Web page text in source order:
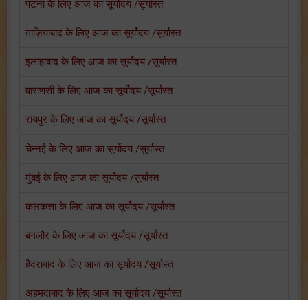
पटना के लिए आज का सूर्योदय /सूर्यास्त
ग़ाज़ियाबाद के लिए आज का सूर्योदय /सूर्यास्त
इलाहाबाद के लिए आज का सूर्योदय /सूर्यास्त
वाराणसी के लिए आज का सूर्योदय /सूर्यास्त
रायपुर के लिए आज का सूर्योदय /सूर्यास्त
चेन्नई के लिए आज का सूर्योदय /सूर्यास्त
मुंबई के लिए आज का सूर्योदय /सूर्यास्त
कलकत्ता के लिए आज का सूर्योदय /सूर्यास्त
बंगलौर के लिए आज का सूर्योदय /सूर्यास्त
हैदराबाद के लिए आज का सूर्योदय /सूर्यास्त
अहमदाबाद के लिए आज का सूर्योदय /सूर्यास्त